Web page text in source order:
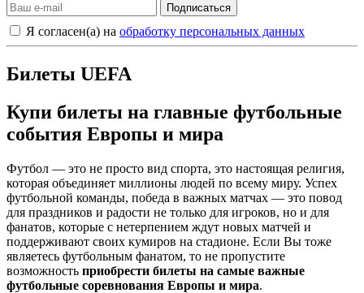
Подписаться
Я согласен(а) на обработку персональных данных
Билеты UEFA
Купи билеты на главные футбольные
события Европы и мира
Футбол — это не просто вид спорта, это настоящая религия,
которая объединяет миллионы людей по всему миру. Успех
футбольной команды, победа в важных матчах — это повод
для праздников и радости не только для игроков, но и для
фанатов, которые с нетерпением ждут новых матчей и
поддерживают своих кумиров на стадионе. Если Вы тоже
являетесь футбольным фанатом, то не пропустите
возможность приобрести билеты на самые важные
футбольные соревнования Европы и мира.